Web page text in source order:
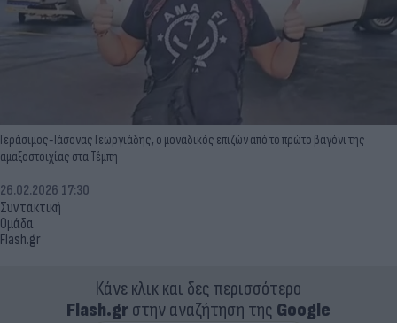
Γεράσιμος-Ιάσονας Γεωργιάδης, ο μοναδικός επιζών από το πρώτο βαγόνι της
αμαξοστοιχίας στα Τέμπη
Συντακτική
Ομάδα
Flash.gr
26.02.2026 17:30
Κάνε κλικ και δες περισσότερο
Flash.grστην αναζήτηση της Google